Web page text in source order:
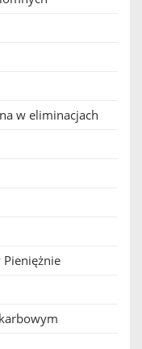
w eliminacjach
Pieniężnie